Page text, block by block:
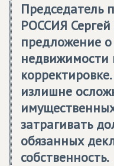
РОССИЯ
предложение
недвижимости
излишне
затрагивать
обязанных
собственность.